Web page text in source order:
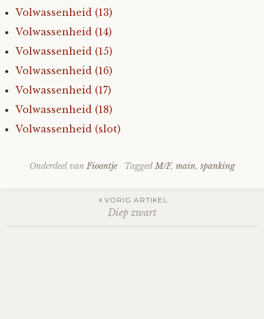
Jack
Johanna
Juliette Stark
Volwassenheid (13)
Volwassenheid (14)
Volwassenheid (15)
Volwassenheid (16)
Volwassenheid (17)
Volwassenheid (18)
Volwassenheid (slot)
Onderdeel vanFioontje TaggedM/F, main, spanking
VORIG ARTIKEL
Diep zwart